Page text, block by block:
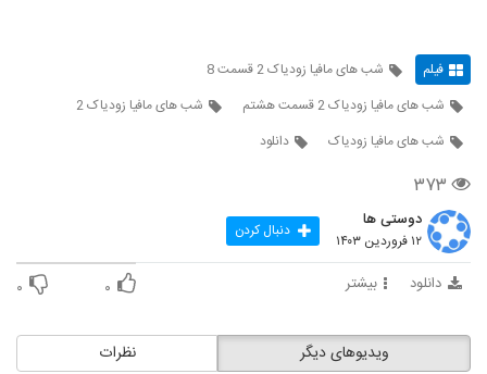
فیلم
شب های مافیا زودیاک 2 قسمت 8
شب های مافیا زودیاک 2 قسمت هشتم
شب های مافیا زودیاک 2
شب های مافیا زودیاک
دانلود
۳۷۳
دوستی ها
۱۲ فروردین ۱۴۰۳ دنبال کردن
دانلود بیشتر ۰ ۰
نظرات ویدیوهای دیگر